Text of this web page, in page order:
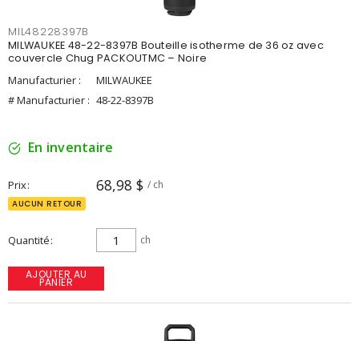
MIL48228397B
MILWAUKEE 48-22-8397B Bouteille isotherme de 36 oz avec
couvercle Chug PACKOUTMC – Noire
Manufacturier :
MILWAUKEE
# Manufacturier : 48-22-8397B
En inventaire
Prix 68,98 $ / ch
AUCUN RETOUR
Quantité ch
AJOUTER AU
PANIER